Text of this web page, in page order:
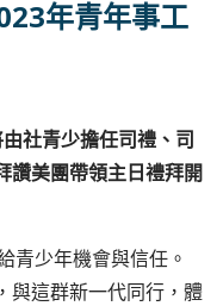
年青年事工
社青少擔任司禮、司
讚美團帶領主日禮拜開
青少年機會與信任。
與這群新一代同行，體